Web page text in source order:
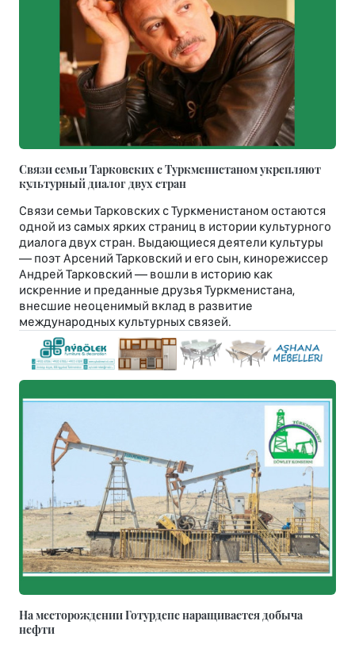
Связи семьи Тарковских с Туркменистаном укрепляют
культурный диалог двух стран
Связи семьи Тарковских с Туркменистаном остаются
одной из самых ярких страниц в истории культурного
диалога двух стран. Выдающиеся деятели культуры
— поэт Арсений Тарковский и его сын, кинорежиссер
Андрей Тарковский — вошли в историю как
искренние и преданные друзья Туркменистана,
внесшие неоценимый вклад в развитие
международных культурных связей.
На месторождении Готурдепе наращивается добыча
нефти